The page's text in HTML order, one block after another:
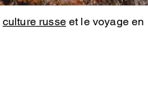
culture russeet le voyage en